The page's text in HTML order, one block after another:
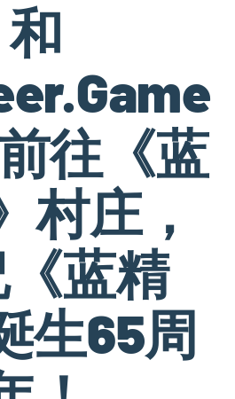
和
往《蓝
村庄，
蓝精
生65周